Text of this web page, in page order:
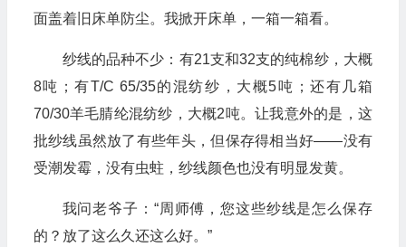
面盖着旧床单防尘。我掀开床单，一箱一箱看。
纱线的品种不少：有21支和32支的纯棉纱，大概
8吨；有T/C 65/35的混纺纱，大概5吨；还有几箱
70/30羊毛腈纶混纺纱，大概2吨。让我意外的是，这
批纱线虽然放了有些年头，但保存得相当好——没有
受潮发霉，没有虫蛀，纱线颜色也没有明显发黄。
我问老爷子：“周师傅，您这些纱线是怎么保存
的？放了这么久还这么好。”